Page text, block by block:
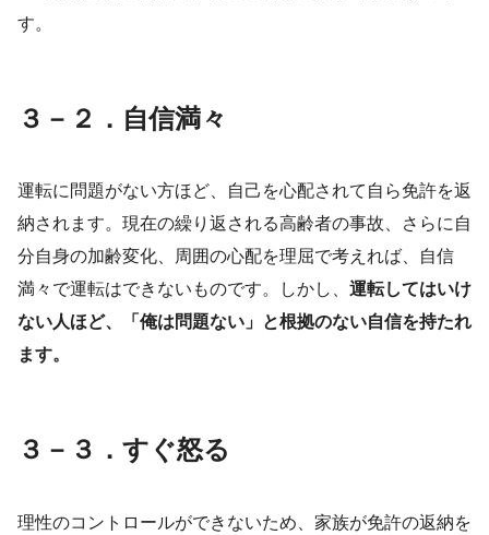
す。
３－２．自信満々
運転に問題がない方ほど、自己を心配されて自ら免許を返
納されます。現在の繰り返される高齢者の事故、さらに自
分自身の加齢変化、周囲の心配を理屈で考えれば、自信
満々で運転はできないものです。しかし、 運転してはいけ
ない人ほど、「俺は問題ない」と根拠のない自信を持たれ
ます。
３－３．すぐ怒る
理性のコントロールができないため、家族が免許の返納を